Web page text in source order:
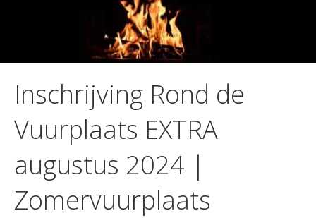
Inschrijving Rond de
Vuurplaats EXTRA
augustus 2024 |
Zomervuurplaats